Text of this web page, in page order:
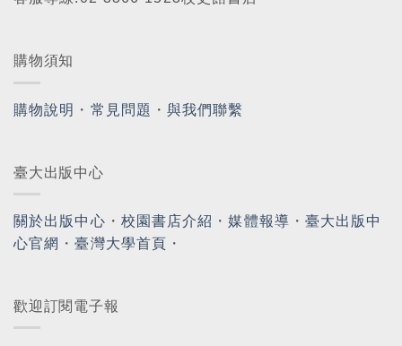
購物須知
購物說明 ・ 常見問題 ・與我們聯繫
臺大出版中心
關於出版中心 ・ 校園書店介紹 ・媒體報導 ・ 臺大出版中
心官網 ・臺灣大學首頁 ・
歡迎訂閱電子報